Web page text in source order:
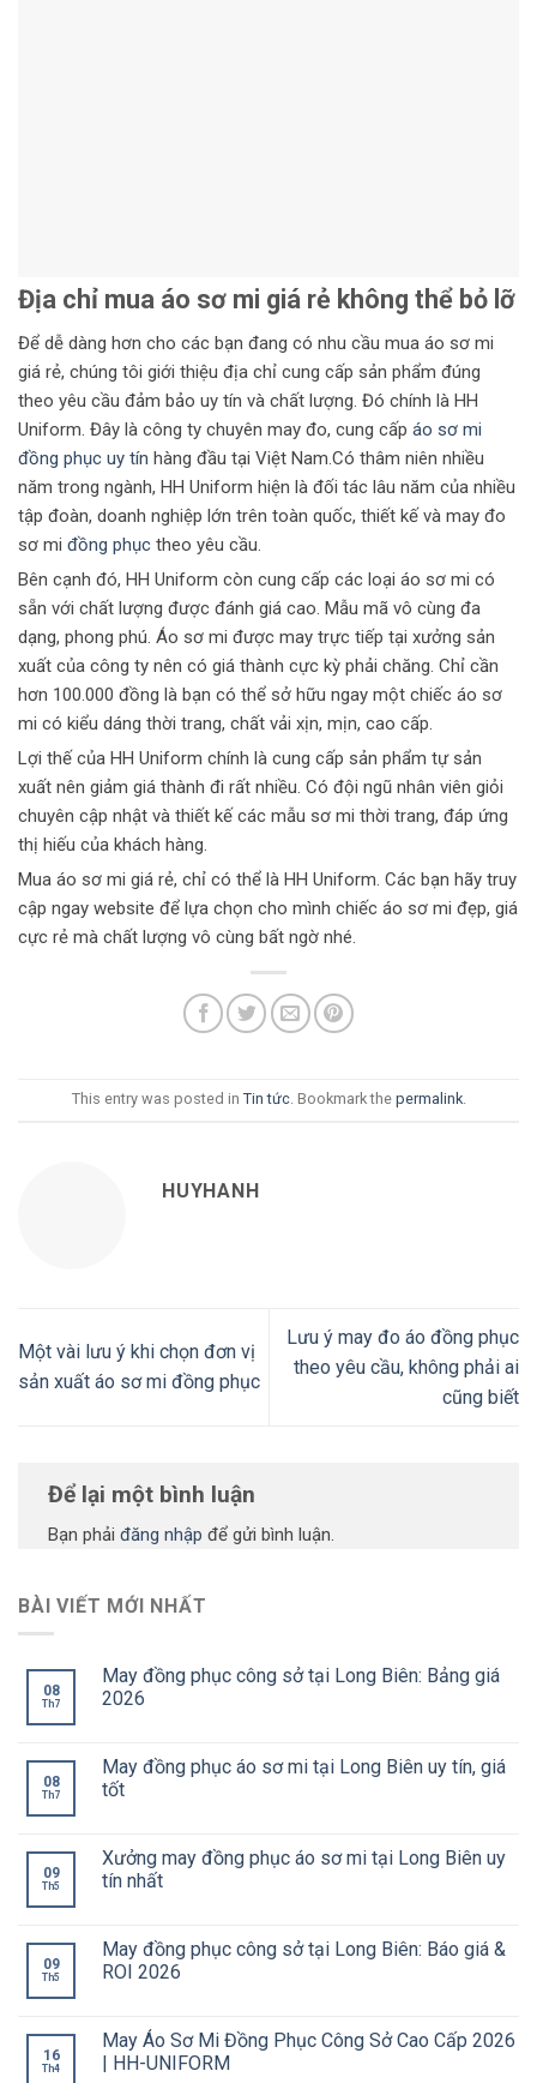
Địa chỉ mua áo sơ mi giá rẻ không thể bỏ lỡ
Để dễ dàng hơn cho các bạn đang có nhu cầu mua áo sơ mi
giá rẻ, chúng tôi giới thiệu địa chỉ cung cấp sản phẩm đúng
theo yêu cầu đảm bảo uy tín và chất lượng. Đó chính là HH
Uniform. Đây là công ty chuyên may đo, cung cấp áo sơ mi
đồng phục uy tín hàng đầu tại Việt Nam.Có thâm niên nhiều
năm trong ngành, HH Uniform hiện là đối tác lâu năm của nhiều
tập đoàn, doanh nghiệp lớn trên toàn quốc, thiết kế và may đo
sơ mi đồng phục theo yêu cầu.
Bên cạnh đó, HH Uniform còn cung cấp các loại áo sơ mi có
sẵn với chất lượng được đánh giá cao. Mẫu mã vô cùng đa
dạng, phong phú. Áo sơ mi được may trực tiếp tại xưởng sản
xuất của công ty nên có giá thành cực kỳ phải chăng. Chỉ cần
hơn 100.000 đồng là bạn có thể sở hữu ngay một chiếc áo sơ
mi có kiểu dáng thời trang, chất vải xịn, mịn, cao cấp.
Lợi thế của HH Uniform chính là cung cấp sản phẩm tự sản
xuất nên giảm giá thành đi rất nhiều. Có đội ngũ nhân viên giỏi
chuyên cập nhật và thiết kế các mẫu sơ mi thời trang, đáp ứng
thị hiếu của khách hàng.
Mua áo sơ mi giá rẻ, chỉ có thể là HH Uniform. Các bạn hãy truy
cập ngay website để lựa chọn cho mình chiếc áo sơ mi đẹp, giá
cực rẻ mà chất lượng vô cùng bất ngờ nhé.
This entry was posted in Tin tức. Bookmark the permalink.
HUYHANH
Một vài lưu ý khi chọn đơn vị
sản xuất áo sơ mi đồng phục
Lưu ý may đo áo đồng phục
theo yêu cầu, không phải ai
cũng biết
Để lại một bình luận
Bạn phải đăng nhập để gửi bình luận.
BÀI VIẾT MỚI NHẤT
08
Th7
May đồng phục công sở tại Long Biên: Bảng giá
2026
08
Th7
May đồng phục áo sơ mi tại Long Biên uy tín, giá
tốt
09
Th5
Xưởng may đồng phục áo sơ mi tại Long Biên uy
tín nhất
09
Th5
May đồng phục công sở tại Long Biên: Báo giá &
ROI 2026
16
Th4
May Áo Sơ Mi Đồng Phục Công Sở Cao Cấp 2026
| HH-UNIFORM